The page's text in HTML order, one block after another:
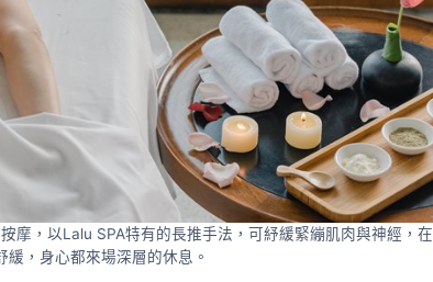
摩，以Lalu SPA特有的長推手法，可紓緩緊繃肌肉與神經，在
緩，身心都來場深層的休息。